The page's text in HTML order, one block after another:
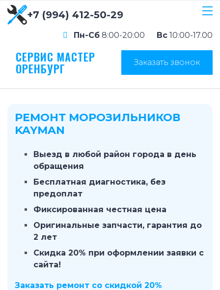
+7 (994) 412-50-29
Пн-Сб 8:00-20:00 Вс 10:00-17.00
СЕРВИС МАСТЕР
ОРЕНБУРГ Заказать звонок
РЕМОНТ МОРОЗИЛЬНИКОВ
KAYMAN
Выезд в любой район города в день
обращения
Бесплатная диагностика, без
предоплат
Фиксированная честная цена
Оригинальные запчасти, гарантия до
2 лет
Скидка 20% при оформлении заявки с
сайта!
Заказать ремонт со скидкой 20%